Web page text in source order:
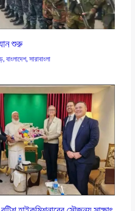
শুরু
,বাংলাদেশ,সারাবাংলা